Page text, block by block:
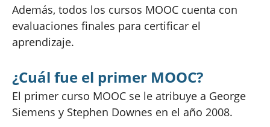
Además, todos los cursos MOOC cuenta con
evaluaciones finales para certificar el
aprendizaje.
¿Cuál fue el primer MOOC?
El primer curso MOOC se le atribuye a George
Siemens y Stephen Downes en el año 2008.